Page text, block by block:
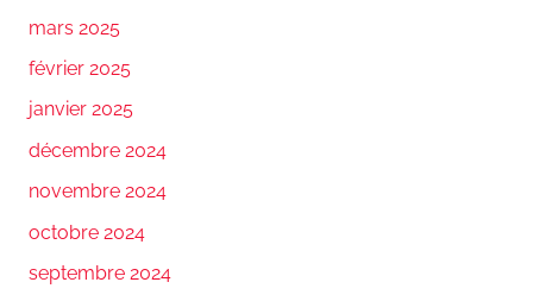
mars 2025
février 2025
janvier 2025
décembre 2024
novembre 2024
octobre 2024
septembre 2024